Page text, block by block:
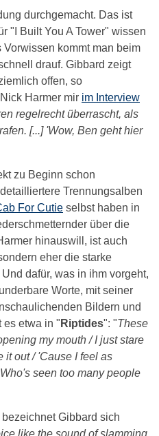
durchgemacht. Das ist
"I Built You A Tower" wissen
kommt man beim
drauf. Gibbard zeigt
offen, so
Harmer mir im Interview
regelrecht überrascht, als
[...] 'Wow, Ben geht hier
zu Beginn schon
Trennungsalben
For Cutie selbst haben in
über die
hinauswill, ist auch
eher die starke
dafür, was in ihm vorgeht,
Worte, mit seiner
Bildern und
es etwa in " Riptides": "These
my mouth / I just stare
it out / 'Cause I feel as
seen too many people
bezeichnet Gibbard sich
like the sound of slamming